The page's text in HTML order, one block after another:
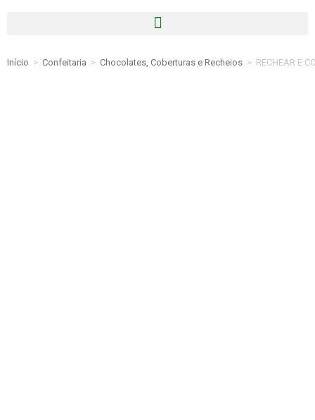
Início > Confeitaria > Chocolates, Coberturas e Recheios > RECHEAR E